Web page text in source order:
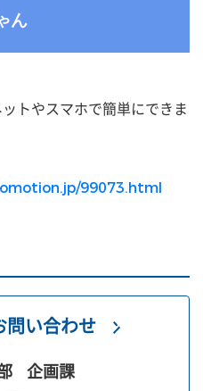
ん
トやスマホで簡単にできま
99073.html
問い合わせ
企画課